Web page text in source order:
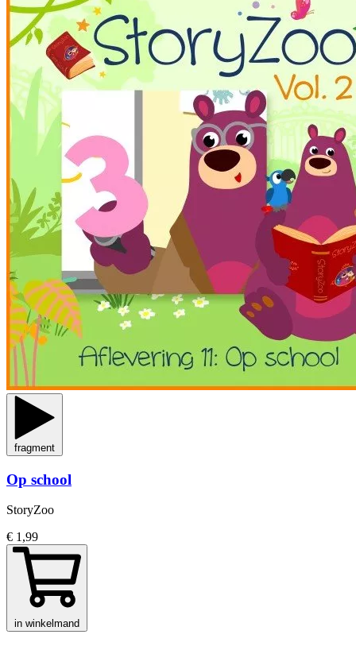
fragment
Op school
StoryZoo
€ 1,99
in winkelmand